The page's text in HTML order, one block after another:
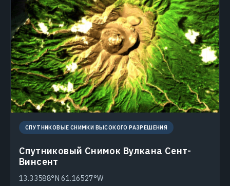
СПУТНИКОВЫЕ СНИМКИ ВЫСОКОГО РАЗРЕШЕНИЯ
Спутниковый Снимок Вулкана Сент-
Винсент
13.33588°N 61.16527°W